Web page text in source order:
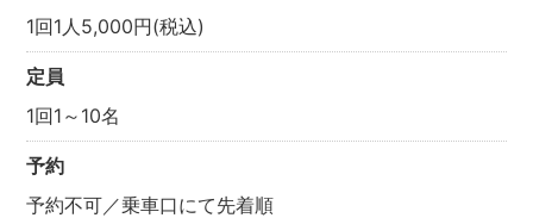
1回1人5,000円(税込)
定員
1回1～10名
予約
予約不可／乗車口にて先着順